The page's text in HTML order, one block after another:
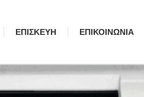
ΕΠΙΣΚΕΥΉ ΕΠΙΚΟΙΝΩΝΊΑ